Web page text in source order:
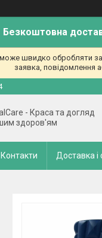
Безкоштовна
швидко обробляти
заявка, повідомлення
- Краса та догляд
здоров'ям
Контакти Доставка і